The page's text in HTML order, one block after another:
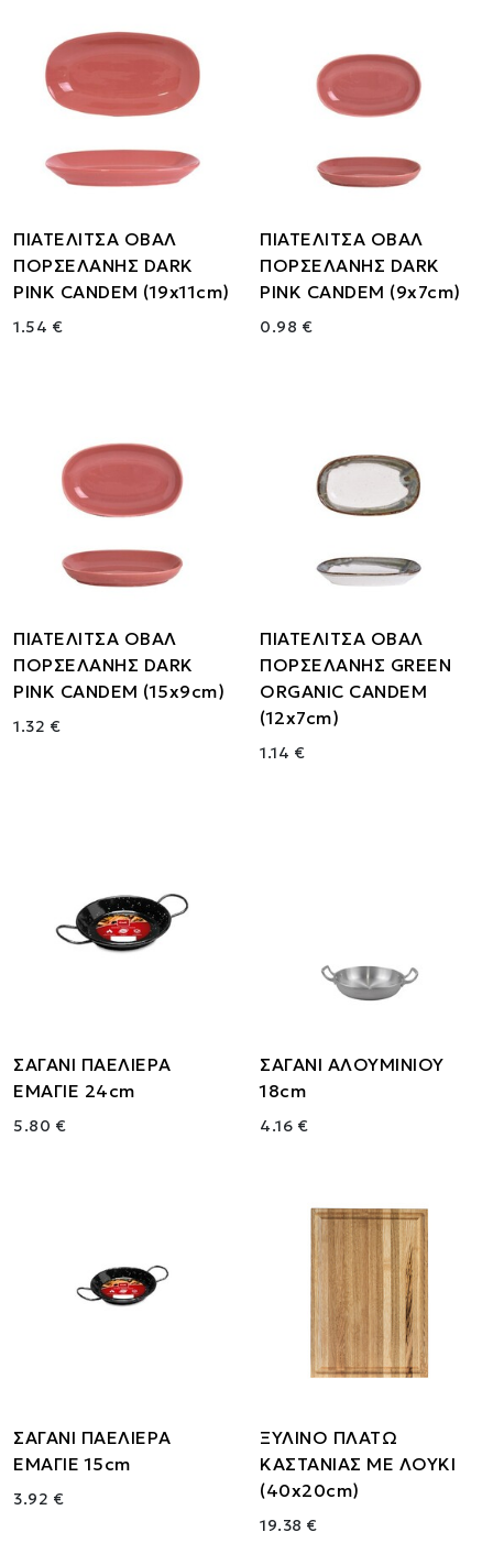
ΠΙΑΤΕΛΙΤΣΑ ΟΒΑΛ
ΠΟΡΣΕΛΑΝΗΣ DARK
PINK CANDEM (19x11cm)
1.54 €
ΠΙΑΤΕΛΙΤΣΑ ΟΒΑΛ
ΠΟΡΣΕΛΑΝΗΣ DARK
PINK CANDEM (9x7cm)
0.98 €
ΠΙΑΤΕΛΙΤΣΑ ΟΒΑΛ
ΠΟΡΣΕΛΑΝΗΣ DARK
PINK CANDEM (15x9cm)
1.32 €
ΠΙΑΤΕΛΙΤΣΑ ΟΒΑΛ
ΠΟΡΣΕΛΑΝΗΣ GREEN
ORGANIC CANDEM
(12x7cm)
1.14 €
ΣΑΓΑΝΙ ΠΑΕΛΙΕΡΑ
ΕΜΑΓΙΕ 24cm
5.80 €
ΣΑΓΑΝΙ ΑΛΟΥΜΙΝΙΟΥ
18cm
4.16 €
ΣΑΓΑΝΙ ΠΑΕΛΙΕΡΑ
ΕΜΑΓΙΕ 15cm
3.92 €
ΞΥΛΙΝΟ ΠΛΑΤΩ
ΚΑΣΤΑΝΙΑΣ ΜΕ ΛΟΥΚΙ
(40x20cm)
19.38 €